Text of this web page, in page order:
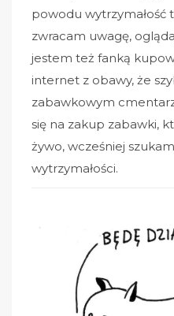
powodu wytrzymałość
zwracam uwagę,
jestem też fanką
internet z obawy, że
zabawkowym
się na zakup zabawki,
żywo, wcześniej
wytrzymałości.